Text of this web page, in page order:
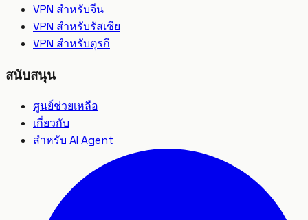
VPN สำหรับจีน
VPN สำหรับรัสเซีย
VPN สำหรับตุรกี
สนับสนุน
ศูนย์ช่วยเหลือ
เกี่ยวกับ
สำหรับ AI Agent